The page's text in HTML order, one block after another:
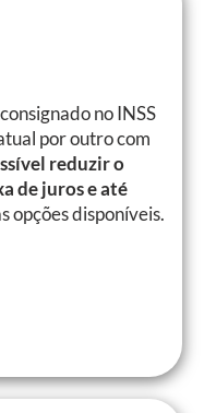
no INSS
por outro com
reduzir o
de juros e até
opções disponíveis.